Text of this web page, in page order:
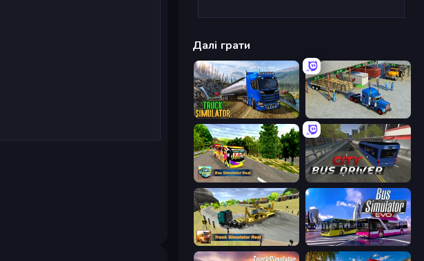
Далі грати
Truck Driving Simulator Game Offroad Cargo Transport Truck
Bus Simulator Real City Bus Driver
Truck Simulator Real Bus Simulator: EVO